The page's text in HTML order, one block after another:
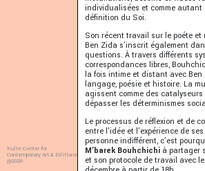
Kulte Center for
Contemporary Art & Editions
@2026
individualisées et comme autant
définition du Soi.
Son récent travail sur le poéte et
Ben Zida s’inscrit également
questions. À travers différents
correspondances libres,
la fois intime et distant avec Ben
langage, poésie et histoire. La
agissent comme des
dépasser les déterminismes
Le processus de réflexion et de
entre l’idée et l’expérience de
personne indifférent, c’est
M’barek Bouhchichi à partager
et son protocole de travail avec